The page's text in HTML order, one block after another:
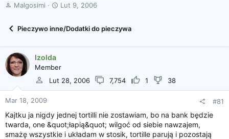
A
ą
t
k
Malgosimi
D
a
p
o
c
i
a
Lut 9, 2006
Pieczywo inne/Dodatki do pieczywa
Izolda
Member
Lut 28, 2006
7,754 1 38
Mar 18, 2009 #81
Kajtku ja nigdy jednej tortilli nie zostawiam, bo na bank będzie
twarda, one &quot;łapią&quot; wilgoć od siebie nawzajem,
smażę wszystkie i układam w stosik, tortille parują i pozostają